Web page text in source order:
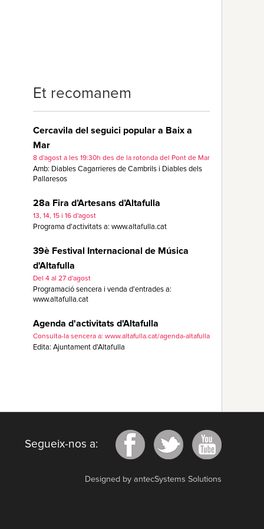
Et recomanem
Cercavila del seguici popular a Baix a
Mar
8 d'agost a les 19:30h des de la rotonda del Pont de Mar
Amb: Diables Cagarrieres de Cambrils i Diables dels
Pallaresos
28a Fira d’Artesans d’Altafulla
13, 14, 15 i 16 d'agost
Programa d'activitats a: www.altafulla.cat
39è Festival Internacional de Música
d'Altafulla
Del 4 al 27 d'agost
Programació sencera i venda d'entrades a:
www.altafulla.cat
Agenda d'activitats d'Altafulla
Consulta-la sencera a: www.altafulla.cat/agenda-altafulla
Edita: Ajuntament d'Altafulla
Segueix-nos a:
Designed by antecSystems Solutions